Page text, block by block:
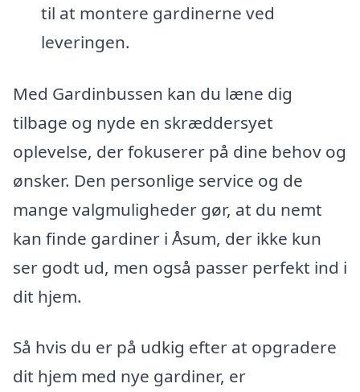
til at montere gardinerne ved
leveringen.
Med Gardinbussen kan du læne dig
tilbage og nyde en skræddersyet
oplevelse, der fokuserer på dine behov og
ønsker. Den personlige service og de
mange valgmuligheder gør, at du nemt
kan finde gardiner i Åsum, der ikke kun
ser godt ud, men også passer perfekt ind i
dit hjem.
Så hvis du er på udkig efter at opgradere
dit hjem med nye gardiner, er